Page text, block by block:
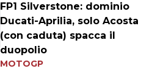
FP1 Silverstone: dominio
Ducati-Aprilia, solo Acosta
(con caduta) spacca il
duopolio
MOTOGP